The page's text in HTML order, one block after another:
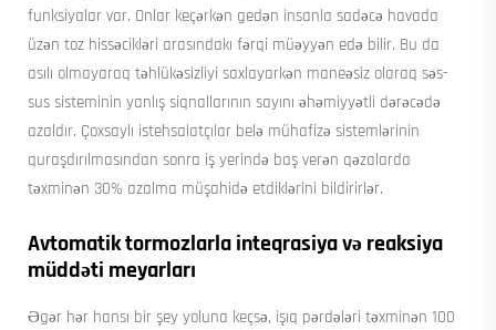
funksiyalar var. Onlar keçərkən gedən insanla sadəcə havada
üzən toz hissəcikləri arasındakı fərqi müəyyən edə bilir. Bu da
asılı olmayaraq təhlükəsizliyi saxlayarkən maneəsiz olaraq səs-
sus sisteminin yanlış siqnallarının sayını əhəmiyyətli dərəcədə
azaldır. Çoxsaylı istehsalatçılar belə mühafizə sistemlərinin
quraşdırılmasından sonra iş yerində baş verən qəzalarda
təxminən 30% azalma müşahidə etdiklərini bildirirlər.
Avtomatik tormozlarla inteqrasiya və reaksiya
müddəti meyarları
Əgər hər hansı bir şey yoluna keçsə, işıq pərdələri təxminən 100